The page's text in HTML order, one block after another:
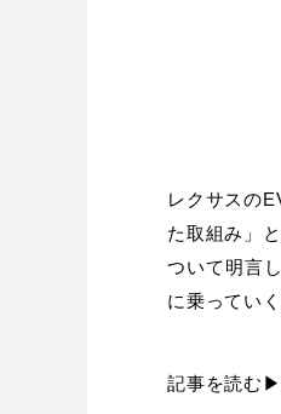
レクサスの
た取組み」
ついて明言
に乗ってい
記事を読む▶